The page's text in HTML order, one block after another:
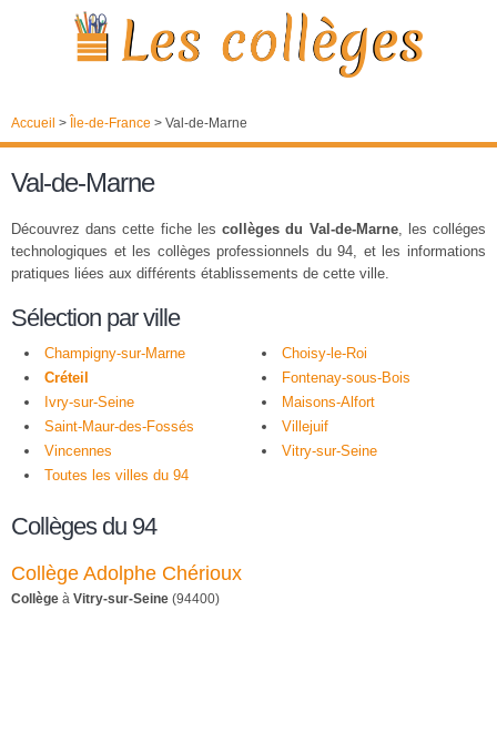
Accueil > Île-de-France > Val-de-Marne
Val-de-Marne
Découvrez dans cette fiche lescollèges du Val-de-Marne, les colléges
technologiques et les collèges professionnels du 94, et les informations
pratiques liées aux différents établissements de cette ville.
Sélection par ville
Champigny-sur-Marne
Choisy-le-Roi
Créteil
Fontenay-sous-Bois
Ivry-sur-Seine
Maisons-Alfort
Saint-Maur-des-Fossés
Villejuif
Vincennes
Vitry-sur-Seine
Toutes les villes du 94
Collèges du 94
Collège Adolphe Chérioux
Collège à Vitry-sur-Seine (94400)